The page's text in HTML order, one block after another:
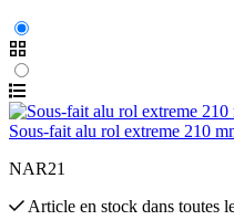
Sous-fait alu rol extreme 210
NAR21
Article en stock dans toutes